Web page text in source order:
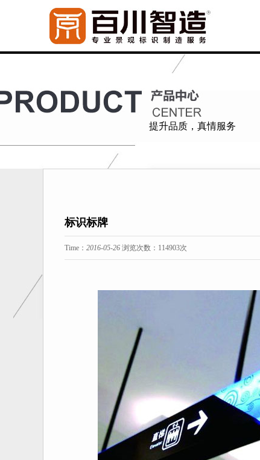
提升品质，真情服务
标识标牌
Time： 2016-05-26 浏览次数： 114903次